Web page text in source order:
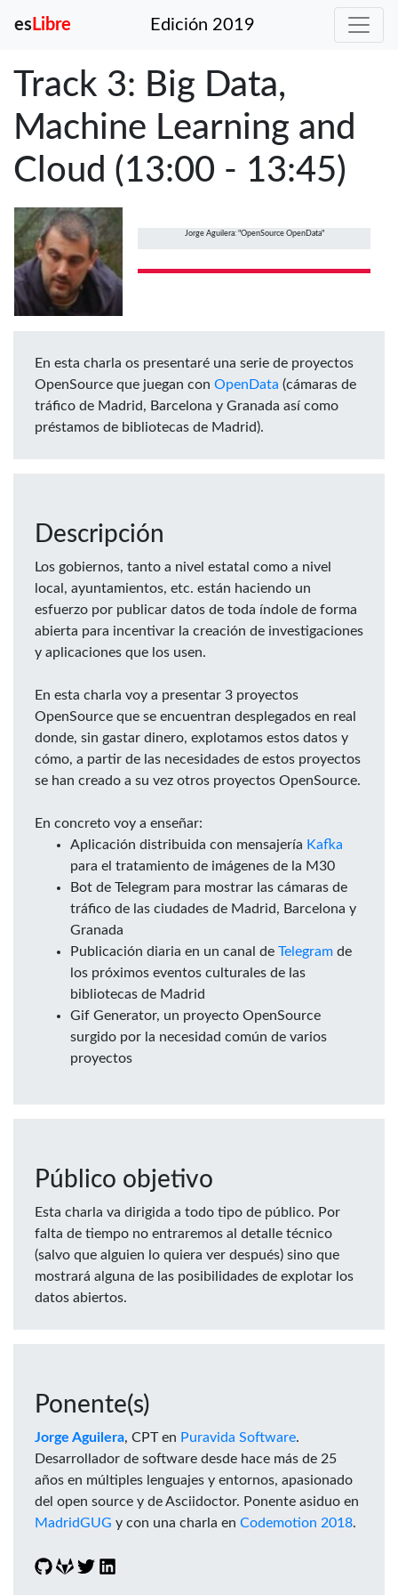
es Libre Edición 2019
Track 3: Big Data,
Machine Learning and
Cloud (13:00 - 13:45)
Jorge Aguilera: "OpenSource OpenData"
En esta charla os presentaré una serie de proyectos
OpenSource que juegan con OpenData (cámaras de
tráfico de Madrid, Barcelona y Granada así como
préstamos de bibliotecas de Madrid).
Descripción
Los gobiernos, tanto a nivel estatal como a nivel
local, ayuntamientos, etc. están haciendo un
esfuerzo por publicar datos de toda índole de forma
abierta para incentivar la creación de investigaciones
y aplicaciones que los usen.
En esta charla voy a presentar 3 proyectos
OpenSource que se encuentran desplegados en real
donde, sin gastar dinero, explotamos estos datos y
cómo, a partir de las necesidades de estos proyectos
se han creado a su vez otros proyectos OpenSource.
En concreto voy a enseñar:
Aplicación distribuida con mensajería Kafka
para el tratamiento de imágenes de la M30
Bot de Telegram para mostrar las cámaras de
tráfico de las ciudades de Madrid, Barcelona y
Granada
Publicación diaria en un canal de Telegram de
los próximos eventos culturales de las
bibliotecas de Madrid
Gif Generator, un proyecto OpenSource
surgido por la necesidad común de varios
proyectos
Público objetivo
Esta charla va dirigida a todo tipo de público. Por
falta de tiempo no entraremos al detalle técnico
(salvo que alguien lo quiera ver después) sino que
mostrará alguna de las posibilidades de explotar los
datos abiertos.
Ponente(s)
Jorge Aguilera, CPT en Puravida Software.
Desarrollador de software desde hace más de 25
años en múltiples lenguajes y entornos, apasionado
del open source y de Asciidoctor. Ponente asiduo en
MadridGUG y con una charla en Codemotion 2018.